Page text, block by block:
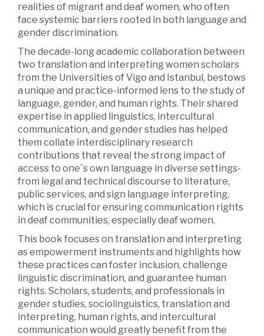
realities of migrant and deaf women, who often
face systemic barriers rooted in both language and
gender discrimination.
The decade-long academic collaboration between
two translation and interpreting women scholars
from the Universities of Vigo and Istanbul, bestows
a unique and practice-informed lens to the study of
language, gender, and human rights. Their shared
expertise in applied linguistics, intercultural
communication, and gender studies has helped
them collate interdisciplinary research
contributions that reveal the strong impact of
access to one´s own language in diverse settings-
from legal and technical discourse to literature,
public services, and sign language interpreting,
which is crucial for ensuring communication rights
in deaf communities, especially deaf women.
This book focuses on translation and interpreting
as empowerment instruments and highlights how
these practices can foster inclusion, challenge
linguistic discrimination, and guarantee human
rights. Scholars, students, and professionals in
gender studies, sociolinguistics, translation and
interpreting, human rights, and intercultural
communication would greatly benefit from the